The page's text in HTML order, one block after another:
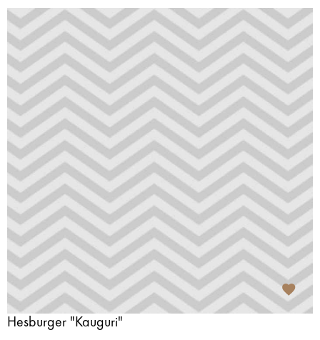
Hesburger "Kauguri"